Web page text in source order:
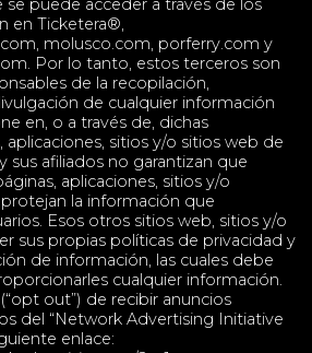
se puede acceder a través de los
en Ticketera®,
molusco.com, porferry.com y
Por lo tanto, estos terceros son
de la recopilación,
de cualquier información
en, o a través de, dichas
aplicaciones, sitios y/o sitios web de
sus afiliados no garantizan que
aplicaciones, sitios y/o
la información que
Esos otros sitios web, sitios y/o
sus propias políticas de privacidad y
de información, las cuales debe
cualquier información.
out”) de recibir anuncios
del “Network Advertising Initiative
enlace: